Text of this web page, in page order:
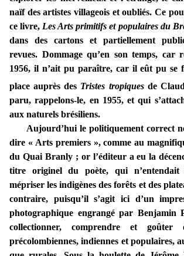
naïf des artistes villageois et oubliés. Ce
ce livre,Les Arts primitifs et populaires du
dans des cartons et partiellement
revues. Dommage qu’en son temps, car
1956, il n’ait pu paraître, car il eût pu se
place auprès des Tristes tropiquesde
paru, rappelons-le, en 1955, et qui
aux naturels brésiliens.
Aujourd’hui le politiquement correct
dire « Arts premiers », comme au
du Quai Branly ; or l’éditeur a eu la
titre originel du poète, qui n’entendait
mépriser les indigènes des forêts et des
contraire, puisqu’il s’agit ici d’un
photographique engrangé par Benjamin
collectionner, comprendre et goûter
précolombiennes, indiennes et populaires,